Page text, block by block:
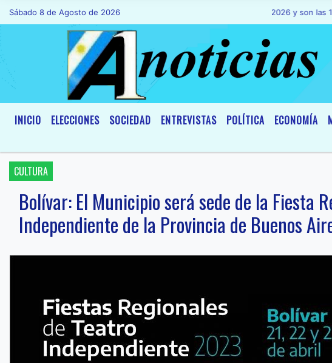
Sábado 8 de Agosto de 2026 Hoy es Sábado 8 de Agosto de 2026 y son las 16:07
INICIO ELECCIONES SOCIEDAD ENTREVISTAS POLÍTICA ECONOMÍA
CULTURA
Bolívar: El Municipio será sede de la Fiesta
Independiente de la Provincia de Buenos